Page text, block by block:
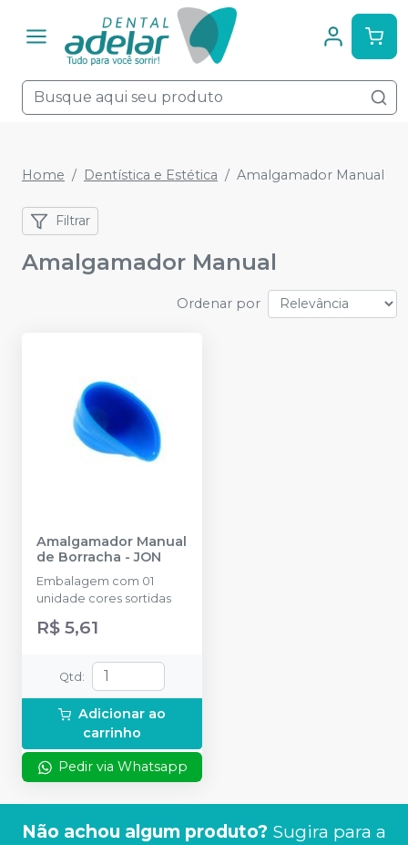
Home Dentística e Estética Amalgamador Manual
Filtrar
Amalgamador Manual
Ordenar por
Amalgamador Manual
de Borracha -JON
Embalagem com 01
unidade cores sortidas
R$ 5,61
Qtd:
Adicionar ao
carrinho
Pedir via Whatsapp
Não achou algum produto? Sugira para a